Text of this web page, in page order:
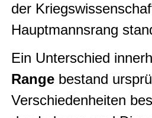
der
Hauptmannsrang
Ein Unterschied
Range bestand
Verschiedenheiten